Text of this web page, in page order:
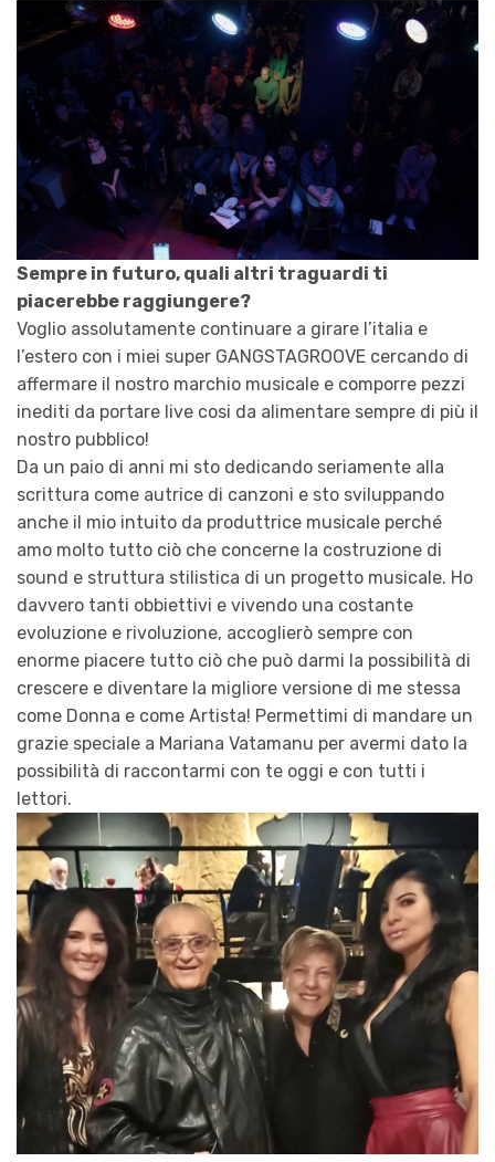
Sempre in futuro, quali altri traguardi ti
piacerebbe raggiungere?
Voglio assolutamente continuare a girare l’italia e
l’estero con i miei super GANGSTAGROOVE cercando di
affermare il nostro marchio musicale e comporre pezzi
inediti da portare live cosi da alimentare sempre di più il
nostro pubblico!
Da un paio di anni mi sto dedicando seriamente alla
scrittura come autrice di canzoni e sto sviluppando
anche il mio intuito da produttrice musicale perché
amo molto tutto ciò che concerne la costruzione di
sound e struttura stilistica di un progetto musicale. Ho
davvero tanti obbiettivi e vivendo una costante
evoluzione e rivoluzione, accoglierò sempre con
enorme piacere tutto ciò che può darmi la possibilità di
crescere e diventare la migliore versione di me stessa
come Donna e come Artista! Permettimi di mandare un
grazie speciale a Mariana Vatamanu per avermi dato la
possibilità di raccontarmi con te oggi e con tutti i
lettori.